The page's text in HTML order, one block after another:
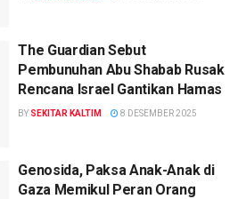
The Guardian Sebut
Pembunuhan Abu Shabab Rusak
Rencana Israel Gantikan Hamas
BY SEKITAR KALTIM 8 DESEMBER 2025
Genosida, Paksa Anak-Anak di
Gaza Memikul Peran Orang